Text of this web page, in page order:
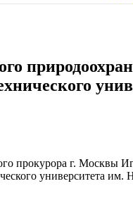
прокурора г. Москвы
университета